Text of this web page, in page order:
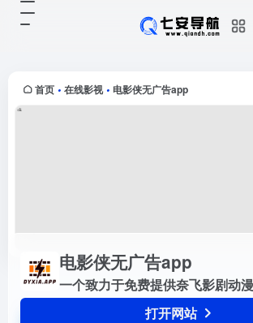
首页 • 在线影视 • 电影侠无广告app
电影侠无广告app
打开网站